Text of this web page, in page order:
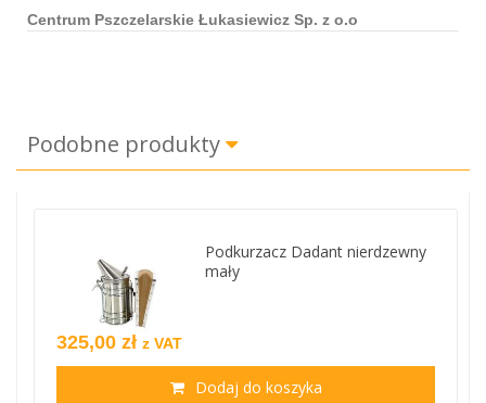
Centrum Pszczelarskie Łukasiewicz Sp. z o.o
Podobne produkty
Podkurzacz Dadant nierdzewny
mały
325,00 zł z VAT
Dodaj do koszyka